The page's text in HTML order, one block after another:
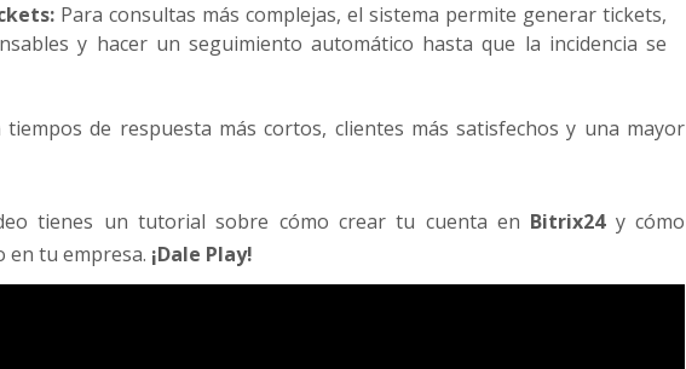
Para consultas más complejas, el sistema permite generar tickets,
y hacer un seguimiento automático hasta que la incidencia se
tiempos de respuesta más cortos, clientes más satisfechos y una mayor
tienes un tutorial sobre cómo crear tu cuenta en Bitrix24y cómo
en tu empresa. ¡Dale Play!